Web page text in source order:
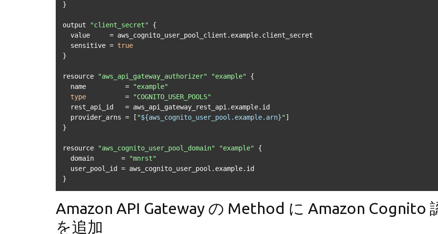
}
output "client_secret" {
  sensitive =
true
}
resource "aws_api_gateway_authorizer" "example" {
  name          =
"example"
type
          =
"COGNITO_USER_POOLS"
  provider_arns = [
"${aws_cognito_user_pool.example.arn}"]
}
resource "aws_cognito_user_pool_domain" "example" {
  domain       =
"mnrst"
}
Amazon API Gateway の Method に Amazon Cognito
を追加